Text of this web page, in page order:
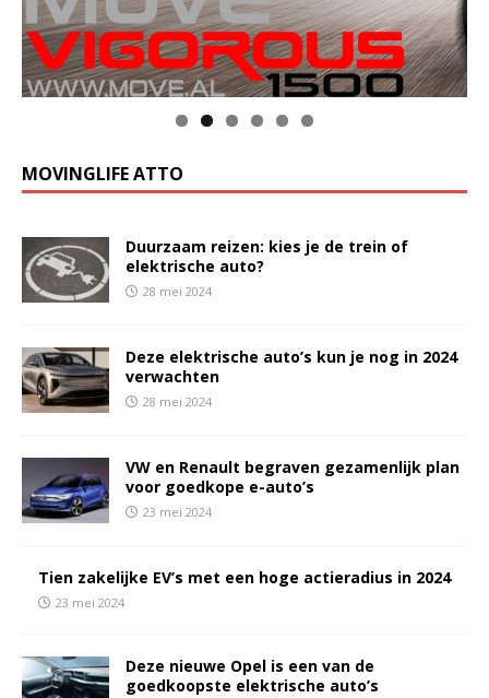
MOVINGLIFE ATTO
Duurzaam reizen: kies je de trein of
elektrische auto?
28 mei 2024
Deze elektrische auto’s kun je nog in 2024
verwachten
28 mei 2024
VW en Renault begraven gezamenlijk plan
voor goedkope e-auto’s
23 mei 2024
Tien zakelijke EV’s met een hoge actieradius in 2024
23 mei 2024
Deze nieuwe Opel is een van de
goedkoopste elektrische auto’s